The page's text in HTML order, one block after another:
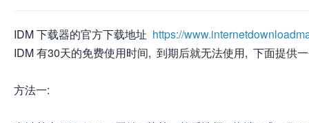
IDM 下载器的官方下载地址 https://
IDM 有30天的免费使用时间, 到期后就无法使用, 下面提供
方法一: